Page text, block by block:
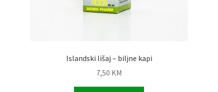
Islandski lišaj – biljne kapi
7,50 KM